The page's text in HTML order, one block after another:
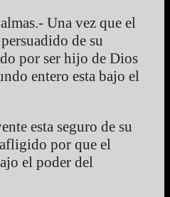
Una vez que el
de su
por ser hijo de Dios
entero esta bajo el
esta seguro de su
por que el
el poder del